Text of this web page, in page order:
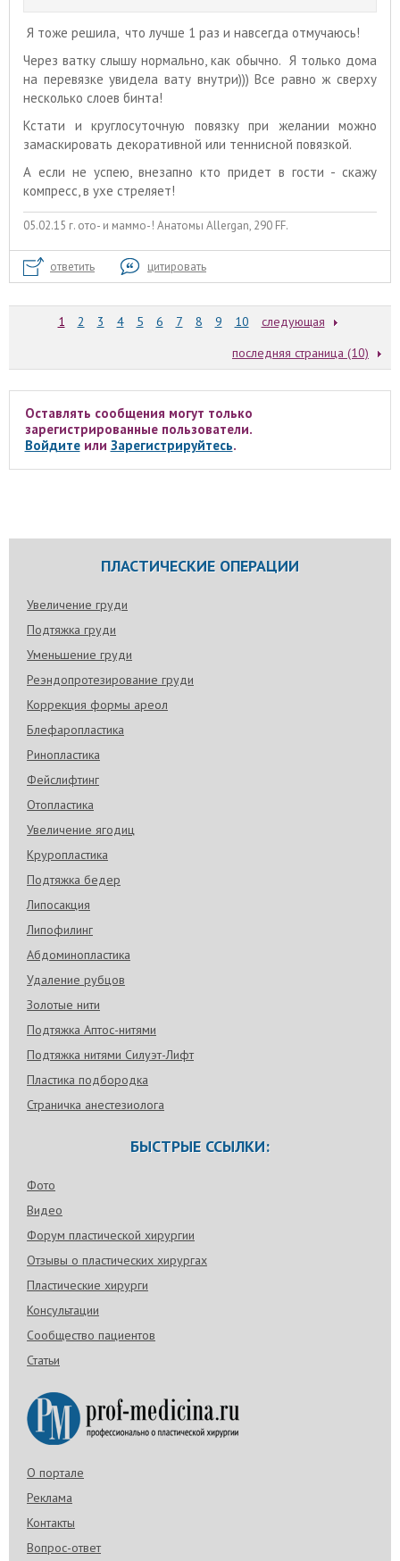
Я тоже решила, что лучше 1 раз и навсегда отмучаюсь!
Через ватку слышу нормально, как обычно. Я только дома
на перевязке увидела вату внутри))) Все равно ж сверху
несколько слоев бинта!
Кстати и круглосуточную повязку при желании можно
замаскировать декоративной или теннисной повязкой.
А если не успею, внезапно кто придет в гости - скажу
компресс, в ухе стреляет!
05.02.15 г. ото- и маммо-! Анатомы Allergan, 290 FF.
ответить цитировать
1 2 3 4 5 6 7 8 9 10
следующая
последняя страница (10)
Оставлять сообщения могут только
зарегистрированные пользователи.
Войдитеили Зарегистрируйтесь.
ПЛАСТИЧЕСКИЕ ОПЕРАЦИИ
Увеличение груди
Подтяжка груди
Уменьшение груди
Реэндопротезирование груди
Коррекция формы ареол
Блефаропластика
Ринопластика
Фейслифтинг
Отопластика
Увеличение ягодиц
Круропластика
Подтяжка бедер
Липосакция
Липофилинг
Абдоминопластика
Удаление рубцов
Золотые нити
Подтяжка Аптос-нитями
Подтяжка нитями Силуэт-Лифт
Пластика подбородка
Страничка анестезиолога
БЫСТРЫЕ ССЫЛКИ:
Фото
Видео
Форум пластической хирургии
Отзывы о пластических хирургах
Пластические хирурги
Консультации
Сообщество пациентов
Статьи
О портале
Реклама
Контакты
Вопрос-ответ